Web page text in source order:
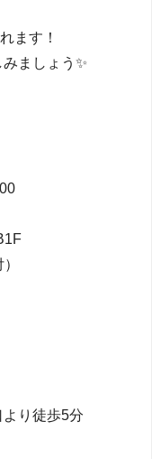
ます！
ましょう✨
り徒歩5分